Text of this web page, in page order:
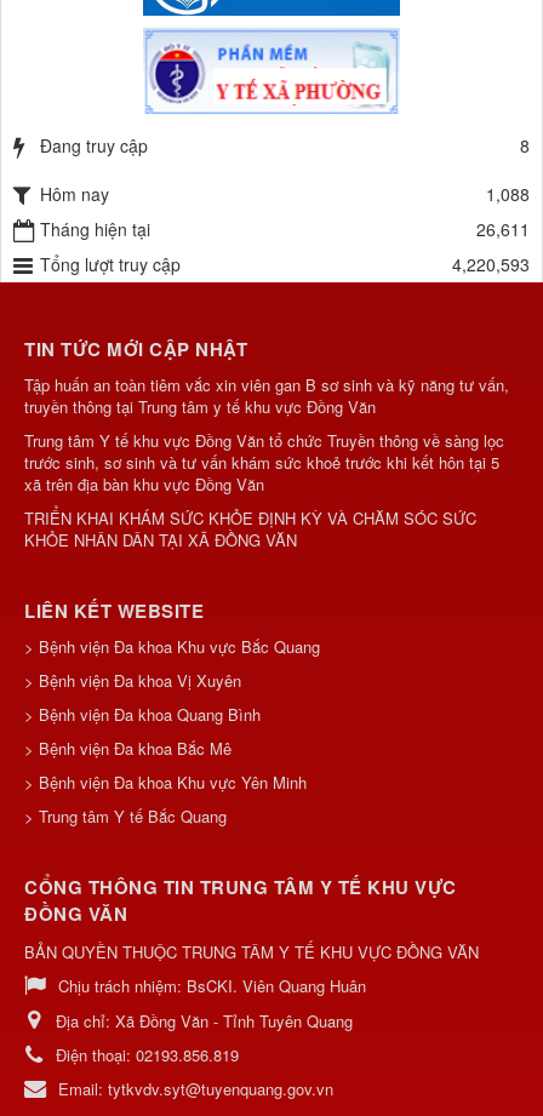
Đang truy cập
8
Hôm nay
1,088
Tháng hiện tại
26,611
Tổng lượt truy cập
4,220,593
TIN TỨC MỚI CẬP NHẬT
Tập huấn an toàn tiêm vắc xin viên gan B sơ sinh và kỹ năng tư vấn,
truyền thông tại Trung tâm y tế khu vực Đồng Văn
Trung tâm Y tế khu vực Đồng Văn tổ chức Truyền thông về sàng lọc
trước sinh, sơ sinh và tư vấn khám sức khoẻ trước khi kết hôn tại 5
xã trên địa bàn khu vực Đồng Văn
TRIỂN KHAI KHÁM SỨC KHỎE ĐỊNH KỲ VÀ CHĂM SÓC SỨC
KHỎE NHÂN DÂN TẠI XÃ ĐỒNG VĂN
LIÊN KẾT WEBSITE
> Bệnh viện Đa khoa Khu vực Bắc Quang
> Bệnh viện Đa khoa Vị Xuyên
> Bệnh viện Đa khoa Quang Bình
> Bệnh viện Đa khoa Bắc Mê
> Bệnh viện Đa khoa Khu vực Yên Minh
> Trung tâm Y tế Bắc Quang
CỔNG THÔNG TIN TRUNG TÂM Y TẾ KHU VỰC
ĐỒNG VĂN
BẢN QUYỀN THUỘC TRUNG TÂM Y TẾ KHU VỰC ĐỒNG VĂN
Chịu trách nhiệm: BsCKI. Viên Quang Huân
Địa chỉ: Xã Đồng Văn - Tỉnh Tuyên Quang
Điện thoại: 02193.856.819
Email: tytkvdv.syt@tuyenquang.gov.vn